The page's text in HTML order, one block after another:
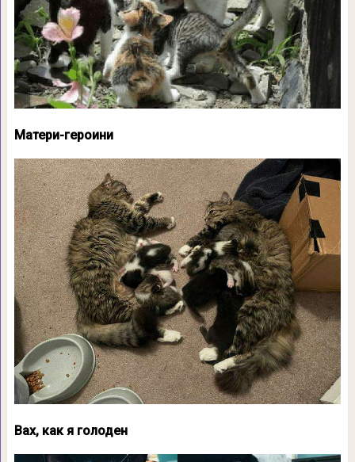
Матери-героини
Вах, как я голоден